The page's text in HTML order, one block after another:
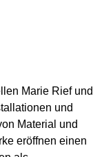
Marie Rief und
und
Material und
eröffnen einen